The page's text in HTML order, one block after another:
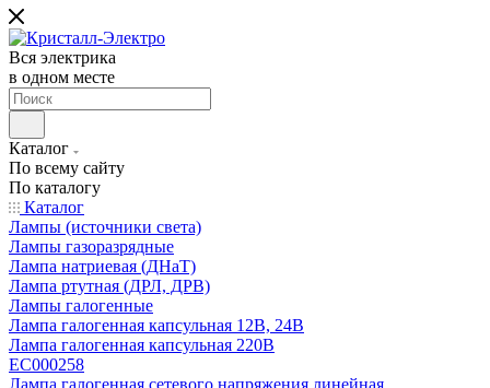
Вся электрика
в одном месте
Каталог
По всему сайту
По каталогу
Каталог
Лампы (источники света)
Лампы газоразрядные
Лампа натриевая (ДНаТ)
Лампа ртутная (ДРЛ, ДРВ)
Лампы галогенные
Лампа галогенная капсульная 12В, 24В
Лампа галогенная капсульная 220В
EC000258
Лампа галогенная сетевого напряжения линейная